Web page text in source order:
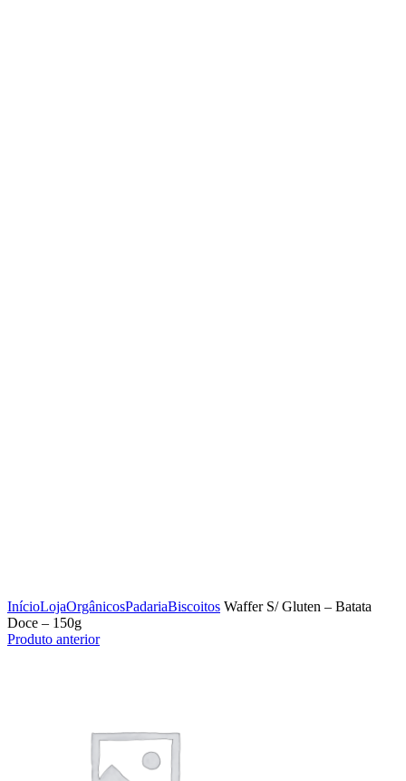
InícioLojaOrgânicosPadariaBiscoitos Waffer S/ Gluten – Batata
Doce – 150g
Produto anterior